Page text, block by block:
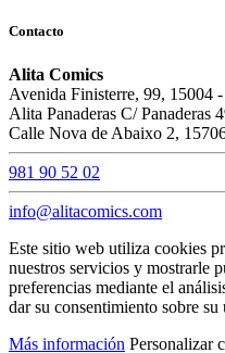
Contacto
Alita Comics
Avenida Finisterre, 99, 15004
Alita Panaderas C/ Panaderas
Calle Nova de Abaixo 2,
981 90 52 02
info@alitacomics.com
Este sitio web utiliza cookies
nuestros servicios y mostrarle
preferencias mediante el
dar su consentimiento sobre
Más información Personalizar